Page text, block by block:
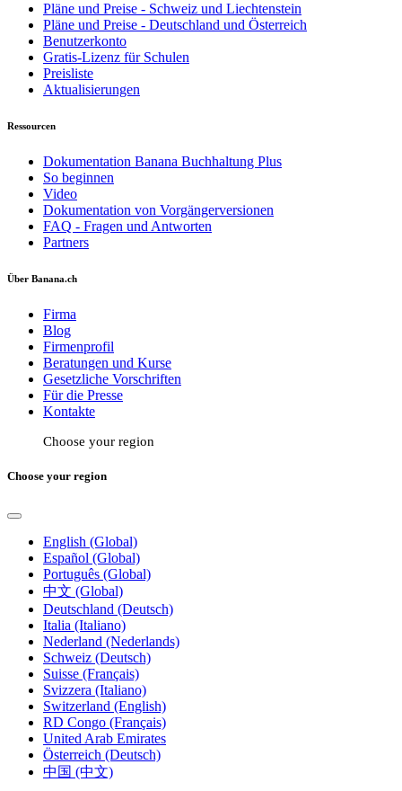
Pläne und Preise - Schweiz und Liechtenstein
Pläne und Preise - Deutschland und Österreich
Benutzerkonto
Gratis-Lizenz für Schulen
Preisliste
Aktualisierungen
Ressourcen
Dokumentation Banana Buchhaltung Plus
So beginnen
Video
Dokumentation von Vorgängerversionen
FAQ - Fragen und Antworten
Partners
Über Banana.ch
Firma
Blog
Firmenprofil
Beratungen und Kurse
Gesetzliche Vorschriften
Für die Presse
Kontakte
Choose your region
Choose your region
English (Global)
Español (Global)
Português (Global)
中文 (Global)
Deutschland (Deutsch)
Italia (Italiano)
Nederland (Nederlands)
Schweiz (Deutsch)
Suisse (Français)
Svizzera (Italiano)
Switzerland (English)
RD Congo (Français)
United Arab Emirates
Österreich (Deutsch)
中国 (中文)